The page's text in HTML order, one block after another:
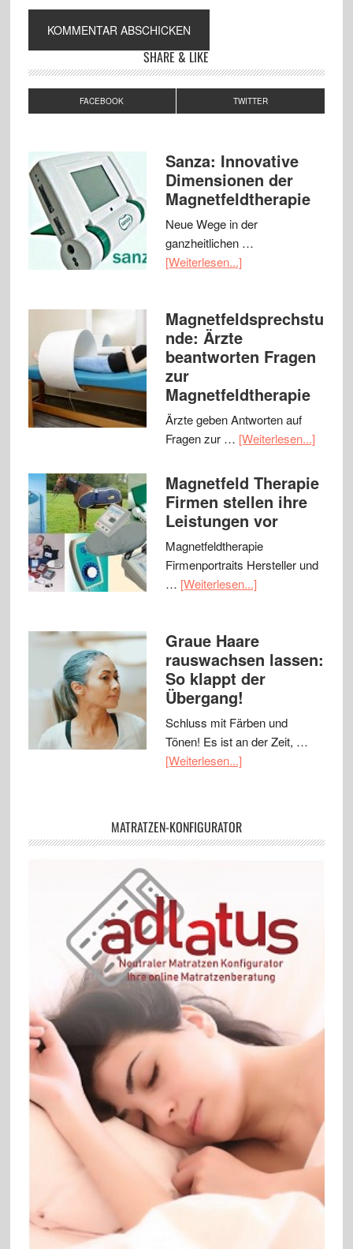
SHARE & LIKE
FACEBOOK TWITTER
Sanza: Innovative
Dimensionen der
Magnetfeldtherapie
Neue Wege in der
ganzheitlichen …
[Weiterlesen...]
Magnetfeldsprechstu
nde: Ärzte
beantworten Fragen
zur
Magnetfeldtherapie
Ärzte geben Antworten auf
Fragen zur … [Weiterlesen...]
Magnetfeld Therapie
Firmen stellen ihre
Leistungen vor
Magnetfeldtherapie
Firmenportraits Hersteller und
… [Weiterlesen...]
Graue Haare
rauswachsen lassen:
So klappt der
Übergang!
Schluss mit Färben und
Tönen! Es ist an der Zeit, …
[Weiterlesen...]
MATRATZEN-KONFIGURATOR